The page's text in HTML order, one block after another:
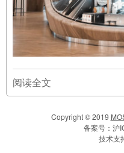
阅读全文
Copyright © 2019
备案号： 沪
技术支